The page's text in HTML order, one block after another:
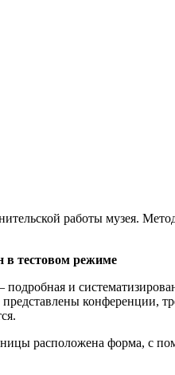
работы музея.
в тестовом режиме
и
расположена форма, с